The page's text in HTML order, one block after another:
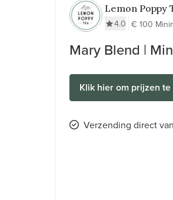
Lemon Poppy
4.0 € 100
Mary Blend |
Klik hier om prijzen te
Verzending direct